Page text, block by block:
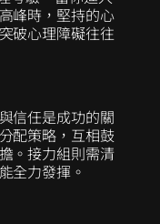
峰時，堅持的心
破心理障礙往往
信任是成功的關
配策略，互相鼓
。接力組則需清
全力發揮。